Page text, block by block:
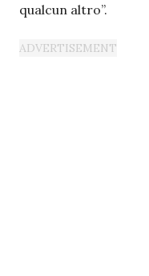
qualcun altro”.